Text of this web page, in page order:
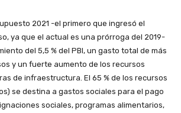
2021 -el primero que ingresó el
ya que el actual es una prórroga del 2019-
del 5,5 % del PBI, un gasto total de más
y un fuerte aumento de los recursos
de infraestructura. El 65 % de los recursos
se destina a gastos sociales para el pago
sociales, programas alimentarios,